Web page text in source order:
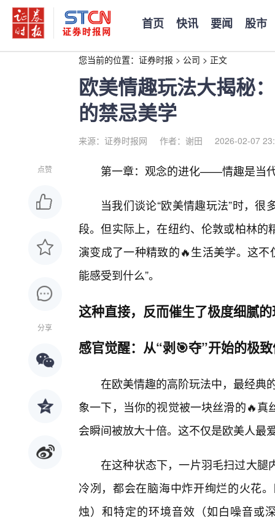
首页 快讯 要闻 股市
您当前的位置： 证券时报 > 公司 > 正文
欧美情趣玩法大揭秘
的禁忌美学
来源：证券时报网 作者：谢田 2026-02-07
点赞
分享
第一章：观念的进化——情趣是当
当我们谈论“欧美情趣玩法”时，
段。但实际上，在纽约、伦敦或柏林
演变成了一种精致的🔥生活美学。这不
能感受到什么”。
这种直接，反而催生了极度细腻
感官觉醒：从“剥🎯夺”开始的极
在欧美情趣的高阶玩法中，最经典
象一下，当你的视觉被一块丝滑的🔥
会瞬间被放大十倍。这不仅是欧美人最
在这种状态下，一片羽毛扫过大腿
冷冽，都会在脑海中炸开绚烂的火花
烛）和特定的环境音效（如白噪音或